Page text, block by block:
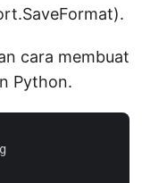
cara membuat
Python.